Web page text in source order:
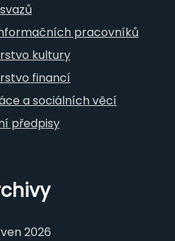
svazů
pracovníků
kultury
financí
a sociálních věcí
předpisy
2026